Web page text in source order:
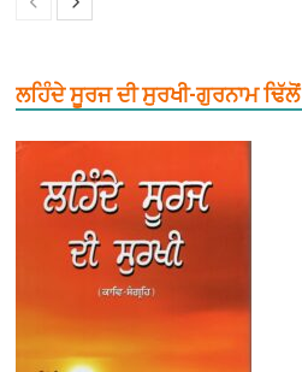
ਲਹਿੰਦੇ ਸੂਰਜ ਦੀ ਸੁਰਖੀ-ਗੁਰਨਾਮ ਢਿੱਲੋਂ